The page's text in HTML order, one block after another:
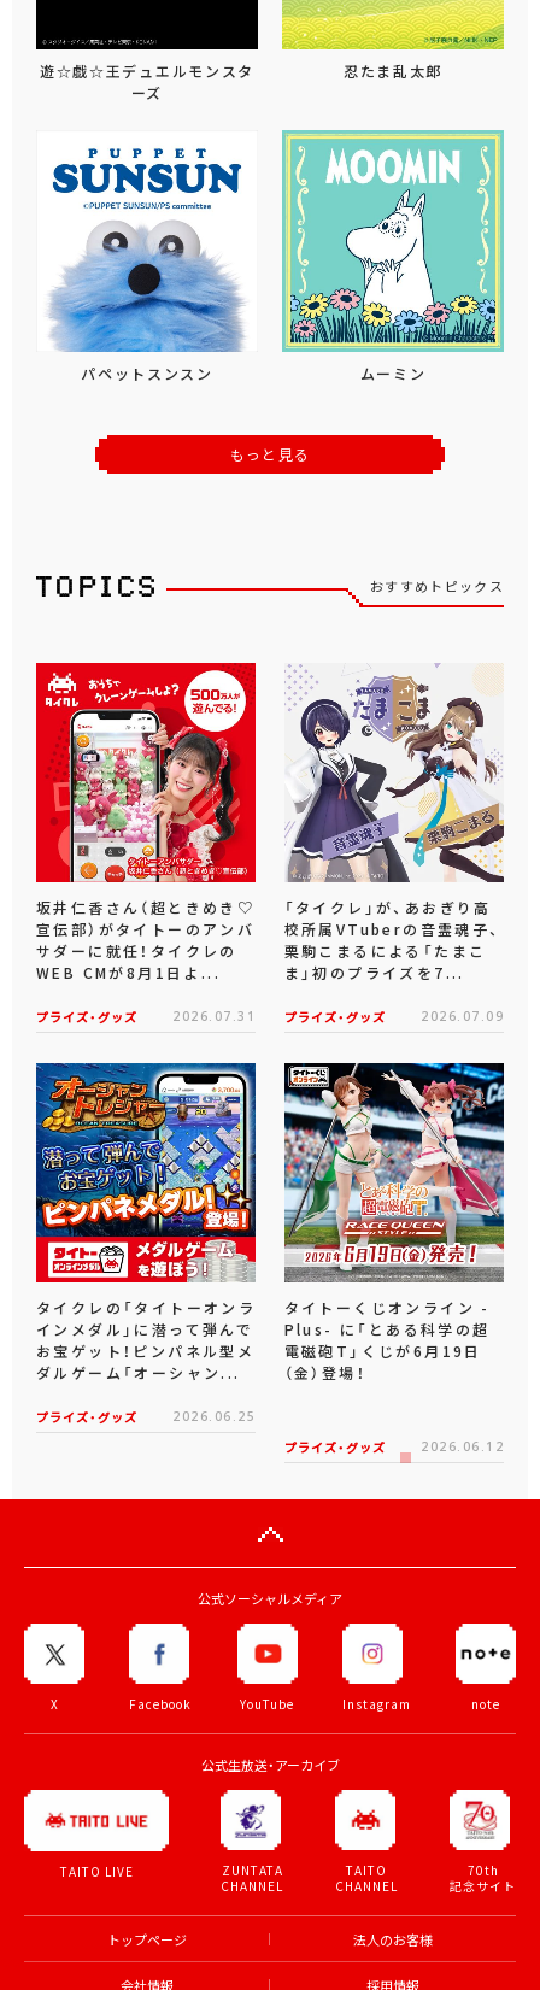
遊☆戯☆王デュエルモンスタ
ーズ
忍たま乱太郎
パペットスンスン ムーミン
もっと見る
おすすめトピックス
坂井仁香さん（超ときめき♡
宣伝部）がタイトーのアンバ
サダーに就任！タイクレの
WEB CMが8月1日よ...
プライズ・グッズ 2026.07.31
「タイクレ」が、あおぎり高
校所属VTuberの音霊魂子、
栗駒こまるによる「たまこ
ま」初のプライズを7...
プライズ・グッズ 2026.07.09
タイクレの「タイトーオンラ
インメダル」に潜って弾んで
お宝ゲット！ピンパネル型メ
ダルゲーム「オーシャン...
プライズ・グッズ 2026.06.25
タイトーくじオンライン -
Plus- に「とある科学の超
電磁砲T」くじが6月19日
（金）登場！
プライズ・グッズ 2026.06.12
公式ソーシャルメディア
X Facebook YouTube Instagram note
公式生放送・アーカイブ
TAITO LIVE
ZUNTATA
CHANNEL
TAITO
CHANNEL
70th
記念サイト
トップページ 法人のお客様